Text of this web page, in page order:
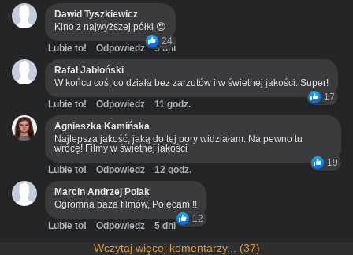
Dawid Tyszkiewicz
Kino z najwyższej półki 😍
24
Lubie to! Odpowiedz
3 dni
Rafał Jabłoński
W końcu coś, co działa bez zarzutów i w świetnej jakości. Super!
17
Lubie to! Odpowiedz
11 godz.
Agnieszka Kamińska
Najlepsza jakość, jaką do tej pory widziałam. Na pewno tu
wrócę! Filmy w świetnej jakości
19
Lubie to! Odpowiedz
12 godz.
Marcin Andrzej Polak
Ogromna baza filmów, Polecam !!
12
Lubie to! Odpowiedz 5 dni
Wczytaj więcej komentarzy... (37)